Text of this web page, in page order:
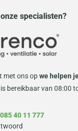
specialisten?
met ons opwe helpen
bereikbaar van 08:00
40 11 777